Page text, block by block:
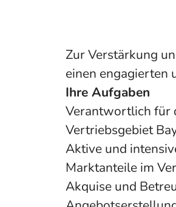
Zur Verstärkung
einen engagierten
Ihre Aufgaben
Verantwortlich für
Vertriebsgebiet
Aktive und
Marktanteile im
Akquise und